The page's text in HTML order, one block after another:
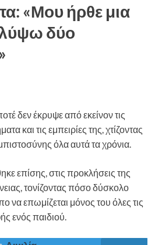
«Μου ήρθε μια
δύο
δεν έκρυψε από εκείνον τις
και τις εμπειρίες της, χτίζοντας
όλα αυτά τα χρόνια.
επίσης, στις προκλήσεις της
τονίζοντας πόσο δύσκολο
να επωμίζεται μόνος του όλες τις
ενός παιδιού.